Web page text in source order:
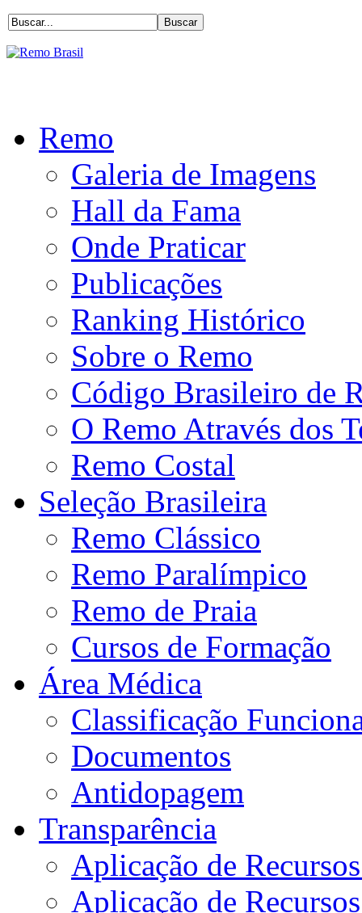
Remo
Galeria de Imagens
Hall da Fama
Onde Praticar
Publicações
Ranking Histórico
Sobre o Remo
Código Brasileiro de
O Remo Através dos
Remo Costal
Seleção Brasileira
Remo Clássico
Remo Paralímpico
Remo de Praia
Cursos de Formação
Área Médica
Classificação
Documentos
Antidopagem
Transparência
Aplicação de
Aplicação de